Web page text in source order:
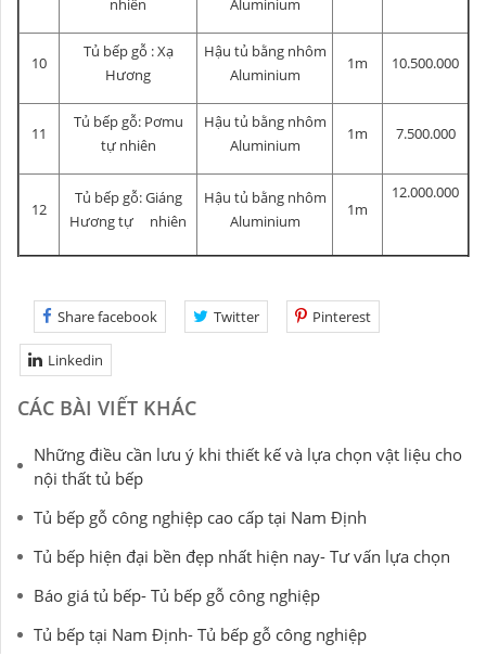
nhiên
Aluminium
10
Tủ bếp gỗ : Xạ
Hương
Hậu tủ bằng nhôm
Aluminium
1m 10.500.000
11
Tủ bếp gỗ: Pơmu
tự nhiên
Hậu tủ bằng nhôm
Aluminium
1m 7.500.000
12
Tủ bếp gỗ: Giáng
Hương tự nhiên
Hậu tủ bằng nhôm
Aluminium
1m
12.000.000
Share facebook Twitter Pinterest
Linkedin
CÁC BÀI VIẾT KHÁC
Những điều cần lưu ý khi thiết kế và lựa chọn vật liệu cho
nội thất tủ bếp
Tủ bếp gỗ công nghiệp cao cấp tại Nam Định
Tủ bếp hiện đại bền đẹp nhất hiện nay- Tư vấn lựa chọn
Báo giá tủ bếp- Tủ bếp gỗ công nghiệp
Tủ bếp tại Nam Định- Tủ bếp gỗ công nghiệp